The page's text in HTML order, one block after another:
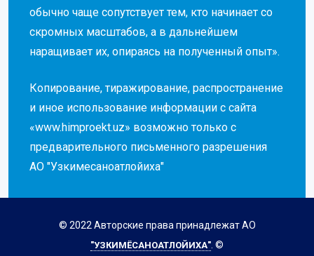
обычно чаще сопутствует тем, кто начинает со
скромных масштабов, а в дальнейшем
наращивает их, опираясь на полученный опыт».
Копирование, тиражирование, распространение
и иное использование информации с сайта
«www.himproekt.uz» возможно только с
предварительного письменного разрешения
АО "Узкимесаноатлойиха"
© 2022 Авторские права принадлежат АО
"УЗКИМЁСАНОАТЛОЙИХА" . ©